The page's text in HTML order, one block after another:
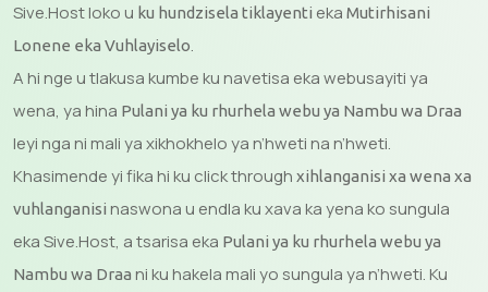
Sive.Host loko u ku hundzisela tiklayenti eka Mutirhisani
Lonene eka Vuhlayiselo.
A hi nge u tlakusa kumbe ku navetisa eka webusayiti ya
wena, ya hina Pulani ya ku rhurhela webu ya Nambu wa Draa
leyi nga ni mali ya xikhokhelo ya n’hweti na n’hweti.
Khasimende yi fika hi ku click through xihlanganisi xa wena xa
vuhlanganisi naswona u endla ku xava ka yena ko sungula
eka Sive.Host, a tsarisa eka Pulani ya ku rhurhela webu ya
Nambu wa Draa ni ku hakela mali yo sungula ya n’hweti. Ku